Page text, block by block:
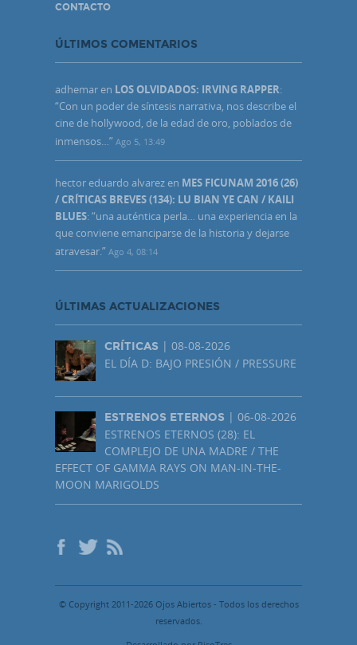
CONTACTO
ÚLTIMOS COMENTARIOS
adhemar en LOS OLVIDADOS: IRVING RAPPER:
“Con un poder de síntesis narrativa, nos describe el
cine de hollywood, de la edad de oro, poblados de
inmensos…” Ago 5, 13:49
hector eduardo alvarez en MES FICUNAM 2016 (26)
/ CRÍTICAS BREVES (134): LU BIAN YE CAN / KAILI
BLUES: “una auténtica perla… una experiencia en la
que conviene emanciparse de la historia y dejarse
atravesar.” Ago 4, 08:14
ÚLTIMAS ACTUALIZACIONES
CRÍTICAS | 08-08-2026
EL DÍA D: BAJO PRESIÓN / PRESSURE
ESTRENOS ETERNOS | 06-08-2026
ESTRENOS ETERNOS (28): EL
COMPLEJO DE UNA MADRE / THE
EFFECT OF GAMMA RAYS ON MAN-IN-THE-
MOON MARIGOLDS
© Copyright 2011-2026 Ojos Abiertos - Todos los derechos
reservados.